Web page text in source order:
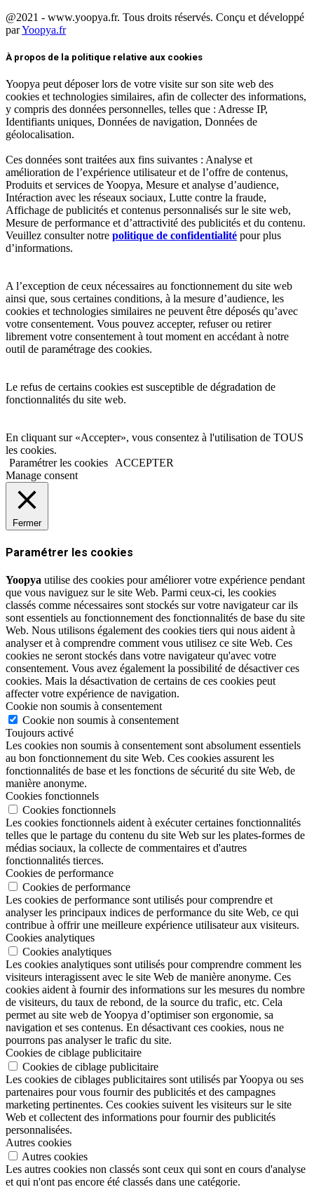
@2021 - www.yoopya.fr. Tous droits réservés. Conçu et développé
parYoopya.fr
À propos de la politique relative aux cookies
Yoopya peut déposer lors de votre visite sur son site web des
cookies et technologies similaires, afin de collecter des informations,
y compris des données personnelles, telles que : Adresse IP,
Identifiants uniques, Données de navigation, Données de
géolocalisation.
Ces données sont traitées aux fins suivantes : Analyse et
amélioration de l’expérience utilisateur et de l’offre de contenus,
Produits et services de Yoopya, Mesure et analyse d’audience,
Intéraction avec les réseaux sociaux, Lutte contre la fraude,
Affichage de publicités et contenus personnalisés sur le site web,
Mesure de performance et d’attractivité des publicités et du contenu.
Veuillez consulter notre politique de confidentialité pour plus
d’informations.
A l’exception de ceux nécessaires au fonctionnement du site web
ainsi que, sous certaines conditions, à la mesure d’audience, les
cookies et technologies similaires ne peuvent être déposés qu’avec
votre consentement. Vous pouvez accepter, refuser ou retirer
librement votre consentement à tout moment en accédant à notre
outil de paramétrage des cookies.
Le refus de certains cookies est susceptible de dégradation de
fonctionnalités du site web.
En cliquant sur «Accepter», vous consentez à l'utilisation de TOUS
les cookies.
Paramétrer les cookies
ACCEPTER
Manage consent
Fermer
Paramétrer les cookies
Yoopya utilise des cookies pour améliorer votre expérience pendant
que vous naviguez sur le site Web. Parmi ceux-ci, les cookies
classés comme nécessaires sont stockés sur votre navigateur car ils
sont essentiels au fonctionnement des fonctionnalités de base du site
Web. Nous utilisons également des cookies tiers qui nous aident à
analyser et à comprendre comment vous utilisez ce site Web. Ces
cookies ne seront stockés dans votre navigateur qu'avec votre
consentement. Vous avez également la possibilité de désactiver ces
cookies. Mais la désactivation de certains de ces cookies peut
affecter votre expérience de navigation.
Cookie non soumis à consentement
Cookie non soumis à consentement
Toujours activé
Les cookies non soumis à consentement sont absolument essentiels
au bon fonctionnement du site Web. Ces cookies assurent les
fonctionnalités de base et les fonctions de sécurité du site Web, de
manière anonyme.
Cookies fonctionnels
Cookies fonctionnels
Les cookies fonctionnels aident à exécuter certaines fonctionnalités
telles que le partage du contenu du site Web sur les plates-formes de
médias sociaux, la collecte de commentaires et d'autres
fonctionnalités tierces.
Cookies de performance
Cookies de performance
Les cookies de performance sont utilisés pour comprendre et
analyser les principaux indices de performance du site Web, ce qui
contribue à offrir une meilleure expérience utilisateur aux visiteurs.
Cookies analytiques
Cookies analytiques
Les cookies analytiques sont utilisés pour comprendre comment les
visiteurs interagissent avec le site Web de manière anonyme. Ces
cookies aident à fournir des informations sur les mesures du nombre
de visiteurs, du taux de rebond, de la source du trafic, etc. Cela
permet au site web de Yoopya d’optimiser son ergonomie, sa
navigation et ses contenus. En désactivant ces cookies, nous ne
pourrons pas analyser le trafic du site.
Cookies de ciblage publicitaire
Cookies de ciblage publicitaire
Les cookies de ciblages publicitaires sont utilisés par Yoopya ou ses
partenaires pour vous fournir des publicités et des campagnes
marketing pertinentes. Ces cookies suivent les visiteurs sur le site
Web et collectent des informations pour fournir des publicités
personnalisées.
Autres cookies
Autres cookies
Les autres cookies non classés sont ceux qui sont en cours d'analyse
et qui n'ont pas encore été classés dans une catégorie.